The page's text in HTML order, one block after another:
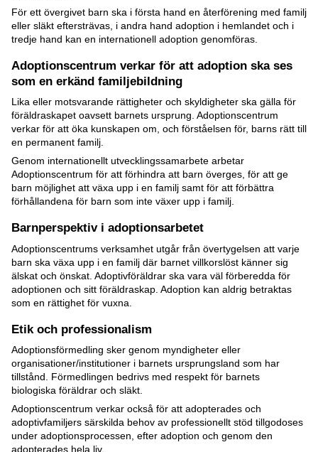
För ett övergivet barn ska i första hand en återförening med familj
eller släkt eftersträvas, i andra hand adoption i hemlandet och i
tredje hand kan en internationell adoption genomföras.
Adoptionscentrum verkar för att adoption ska ses
som en erkänd familjebildning
Lika eller motsvarande rättigheter och skyldigheter ska gälla för
föräldraskapet oavsett barnets ursprung. Adoptionscentrum
verkar för att öka kunskapen om, och förståelsen för, barns rätt till
en permanent familj.
Genom internationellt utvecklingssamarbete arbetar
Adoptionscentrum för att förhindra att barn överges, för att ge
barn möjlighet att växa upp i en familj samt för att förbättra
förhållandena för barn som inte växer upp i familj.
Barnperspektiv i adoptionsarbetet
Adoptionscentrums verksamhet utgår från övertygelsen att varje
barn ska växa upp i en familj där barnet villkorslöst känner sig
älskat och önskat. Adoptivföräldrar ska vara väl förberedda för
adoptionen och sitt föräldraskap. Adoption kan aldrig betraktas
som en rättighet för vuxna.
Etik och professionalism
Adoptionsförmedling sker genom myndigheter eller
organisationer/institutioner i barnets ursprungsland som har
tillstånd. Förmedlingen bedrivs med respekt för barnets
biologiska föräldrar och släkt.
Adoptionscentrum verkar också för att adopterades och
adoptivfamiljers särskilda behov av professionellt stöd tillgodoses
under adoptionsprocessen, efter adoption och genom den
adopterades hela liv.